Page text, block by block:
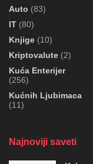
Auto (83)
IT (80)
Knjige (10)
Kriptovalute (2)
Kuća Enterijer
(256)
Kućnih Ljubimaca
(11)
Najnoviji saveti